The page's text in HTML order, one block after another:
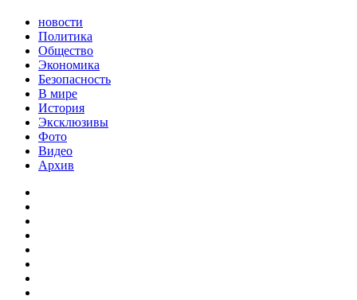
новости
Политика
Общество
Экономика
Безопасность
В мире
История
Эксклюзивы
Фото
Видео
Архив